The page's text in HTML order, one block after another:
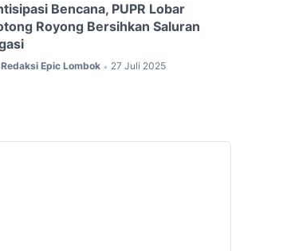
Bencana, PUPR Lobar
Royong Bersihkan Saluran
Redaksi Epic Lombok • 27 Juli 2025